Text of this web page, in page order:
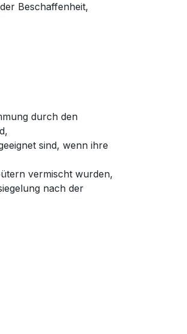
Beschaffenheit,
durch den
sind, wenn ihre
vermischt wurden,
nach der